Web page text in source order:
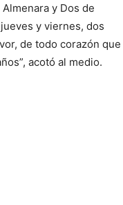
y Dos de
y viernes, dos
de todo corazón que
acotó al medio.